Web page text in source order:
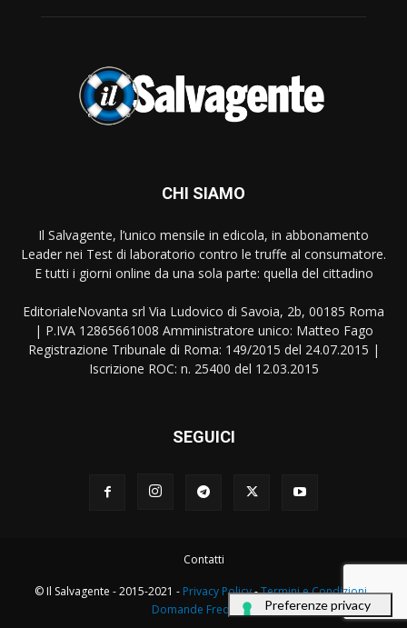
CHI SIAMO
Il Salvagente, l’unico mensile in edicola, in abbonamento
Leader nei Test di laboratorio contro le truffe al consumatore.
E tutti i giorni online da una sola parte: quella del cittadino
EditorialeNovanta srl Via Ludovico di Savoia, 2b, 00185 Roma
| P.IVA 12865661008 Amministratore unico: Matteo Fago
Registrazione Tribunale di Roma: 149/2015 del 24.07.2015 |
Iscrizione ROC: n. 25400 del 12.03.2015
SEGUICI
Contatti
© Il Salvagente - 2015-2021 - Privacy Policy-Termini e Condizioni-
Domande Frequenti